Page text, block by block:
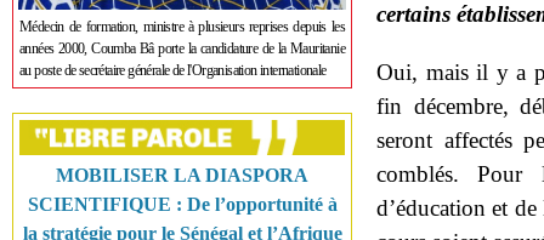
Médecin de formation, ministre à plusieurs reprises depuis les
années 2000, Coumba Bâ porte la candidature de la Mauritanie
au poste de secrétaire générale de l'Organisation internationale
MOBILISER LA DIASPORA
SCIENTIFIQUE : De l’opportunité à
la stratégie pour le Sénégal et l’Afrique
certains
Oui, mais il y a
fin décembre,
seront affectés
comblés. Pour
d’éducation et